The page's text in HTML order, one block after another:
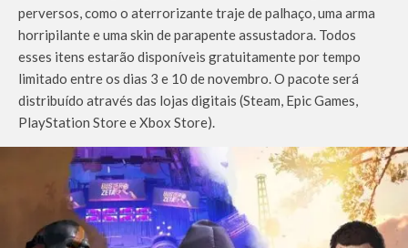
perversos, como o aterrorizante traje de palhaço, uma arma
horripilante e uma skin de parapente assustadora. Todos
esses itens estarão disponíveis gratuitamente por tempo
limitado entre os dias 3 e 10 de novembro. O pacote será
distribuído através das lojas digitais (Steam, Epic Games,
PlayStation Store e Xbox Store).